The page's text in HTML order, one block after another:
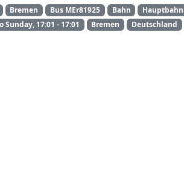
Bremen Bus MEr81925 Bahn
Sunday, 17:01 - 17:01
Bremen Deutschland